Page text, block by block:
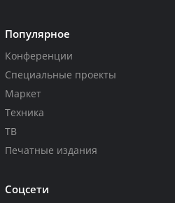
Популярное
Конференции
Специальные проекты
Маркет
Техника
ТВ
Печатные издания
Соцсети